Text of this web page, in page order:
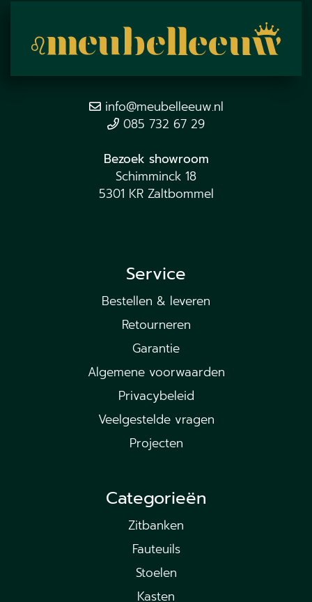
info@meubelleeuw.nl
085 732 67 29
Bezoek showroom
Schimminck 18
5301 KR Zaltbommel
Service
Bestellen & leveren
Retourneren
Garantie
Algemene voorwaarden
Privacybeleid
Veelgestelde vragen
Projecten
Categorieën
Zitbanken
Fauteuils
Stoelen
Kasten